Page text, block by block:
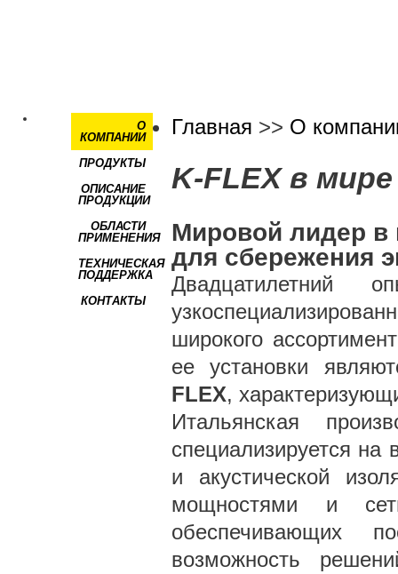
О
КОМПАНИИ
ПРОДУКТЫ
ОПИСАНИЕ
ПРОДУКЦИИ
ОБЛАСТИ
ПРИМЕНЕНИЯ
ТЕХНИЧЕСКАЯ
ПОДДЕРЖКА
КОНТАКТЫ
Главная >> О
K-FLEX в мире
Мировой лидер в
для сбережения
Двадцатилетний
широкого
ее установки
FLEX,
Итальянская
специализируется
и акустической
мощностями и
обеспечивающих
возможность